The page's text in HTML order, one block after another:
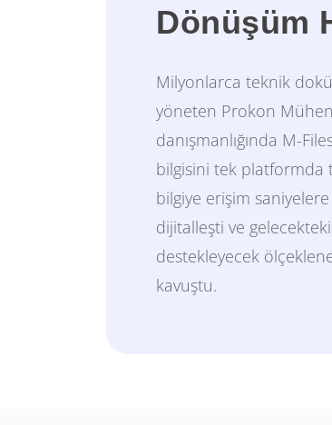
Dönüşüm
Milyonlarca teknik
yöneten Prokon
danışmanlığında M-
bilgisini tek platformda
bilgiye erişim
dijitalleşti ve
destekleyecek
kavuştu.